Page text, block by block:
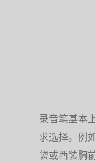
录音笔基本
求选择。例
袋或西装胸